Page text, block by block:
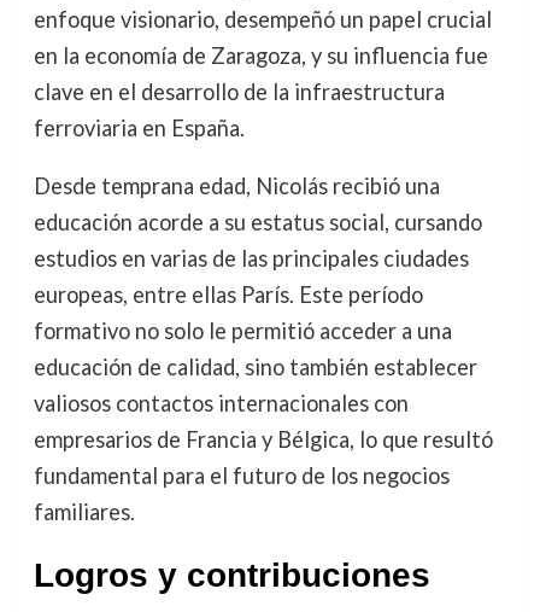
enfoque visionario, desempeñó un papel crucial
en la economía de Zaragoza, y su influencia fue
clave en el desarrollo de la infraestructura
ferroviaria en España.
Desde temprana edad, Nicolás recibió una
educación acorde a su estatus social, cursando
estudios en varias de las principales ciudades
europeas, entre ellas París. Este período
formativo no solo le permitió acceder a una
educación de calidad, sino también establecer
valiosos contactos internacionales con
empresarios de Francia y Bélgica, lo que resultó
fundamental para el futuro de los negocios
familiares.
Logros y contribuciones